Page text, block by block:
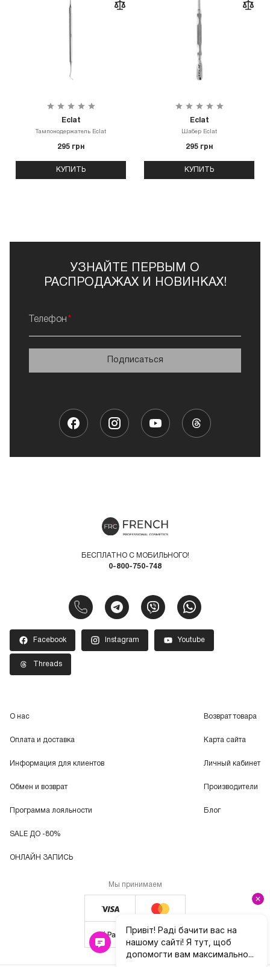
Eclat
Тампонодержатель Eclat
295 грн
КУПИТЬ
Eclat
Шабер Eclat
295 грн
КУПИТЬ
УЗНАЙТЕ ПЕРВЫМ О
РАСПРОДАЖАХ И НОВИНКАХ!
Телефон
Подписаться
БЕСПЛАТНО С МОБИЛЬНОГО!
0-800-750-748
Facebook Instagram Youtube
Threads
О нас
Оплата и доставка
Информация для клиентов
Обмен и возврат
Программа лояльности
SALE ДО -80%
ОНЛАЙН ЗАПИСЬ
Возврат товара
Карта сайта
Личный кабинет
Производители
Блог
Мы принимаем